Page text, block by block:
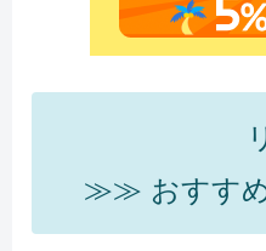
≫≫ おすす